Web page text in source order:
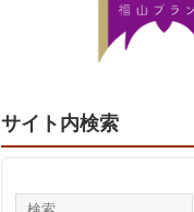
サイト内検索